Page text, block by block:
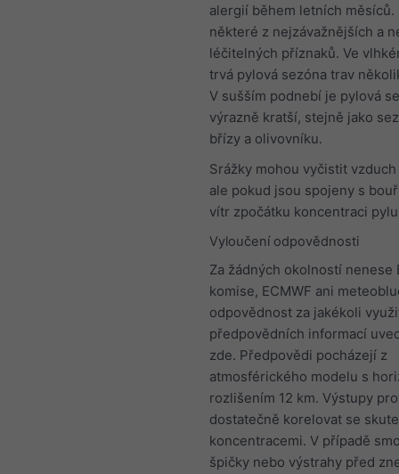
alergií během letních měsíců.
některé z nejzávažnějších a
léčitelných příznaků. Ve
trvá pylová sezóna trav
V sušším podnebí je pylová
výrazně kratší, stejně jako
břízy a olivovníku.
Srážky mohou vyčistit
ale pokud jsou spojeny s
vítr zpočátku koncentraci
Vyloučení odpovědnosti
Za žádných okolností nenese
komise, ECMWF ani
odpovědnost za jakékoli
předpovědních informací
zde. Předpovědi pocházejí z
atmosférického modelu s
rozlišením 12 km. Výstupy
dostatečně korelovat se
koncentracemi. V případě
špičky nebo výstrahy před